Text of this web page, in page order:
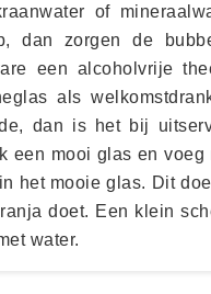
of
dan zorgen de
een alcoholvrije
als
dan is het bij
een mooi glas en
het mooie glas. Dit
doet. Een klein
water.